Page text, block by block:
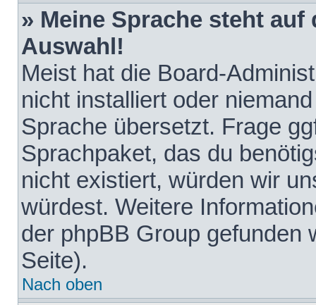
» Meine Sprache steht
Auswahl!
Meist hat die Board-
nicht installiert oder
Sprache übersetzt. Frage
Sprachpaket, das du
nicht existiert, würden wir
würdest. Weitere
der phpBB Group gefunden
Seite).
Nach oben